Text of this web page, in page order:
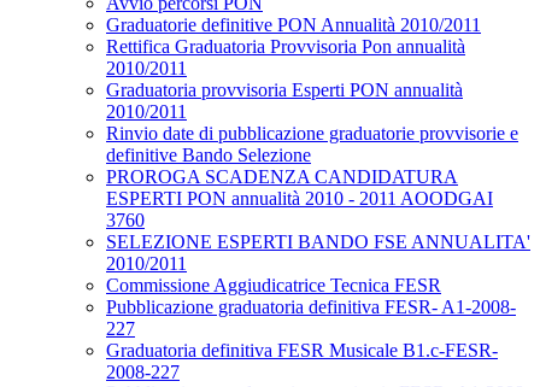
Graduatorie definitive PON Annualità 2010/2011
Rettifica Graduatoria Provvisoria Pon annualità
2010/2011
Graduatoria provvisoria Esperti PON annualità
2010/2011
Rinvio date di pubblicazione graduatorie provvisorie e
definitive Bando Selezione
PROROGA SCADENZA CANDIDATURA
ESPERTI PON annualità 2010 - 2011 AOODGAI
3760
SELEZIONE ESPERTI BANDO FSE ANNUALITA'
2010/2011
Commissione Aggiudicatrice Tecnica FESR
Pubblicazione graduatoria definitiva FESR- A1-2008-
227
Graduatoria definitiva FESR Musicale B1.c-FESR-
2008-227